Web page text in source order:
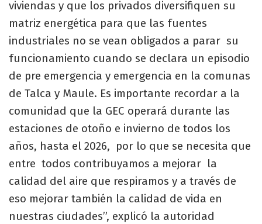
viviendas y que los privados diversifiquen su
matriz energética para que las fuentes
industriales no se vean obligados a parar su
funcionamiento cuando se declara un episodio
de pre emergencia y emergencia en la comunas
de Talca y Maule. Es importante recordar a la
comunidad que la GEC operará durante las
estaciones de otoño e invierno de todos los
años, hasta el 2026, por lo que se necesita que
entre todos contribuyamos a mejorar la
calidad del aire que respiramos y a través de
eso mejorar también la calidad de vida en
nuestras ciudades”, explicó la autoridad